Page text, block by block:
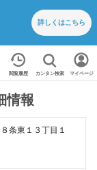
詳しくはこちら
閲覧履歴 カンタン検索 マイページ
情報
条東１３丁目１